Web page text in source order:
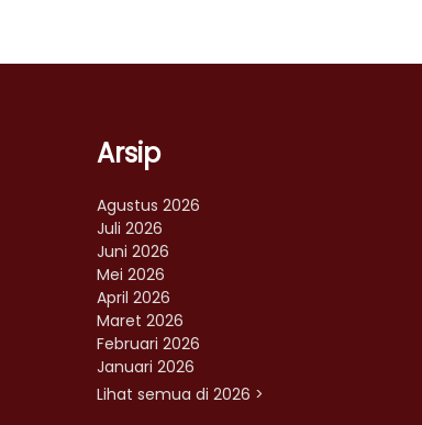
Arsip
Agustus 2026
Juli 2026
Juni 2026
Mei 2026
April 2026
Maret 2026
Februari 2026
Januari 2026
Lihat semua di 2026 >